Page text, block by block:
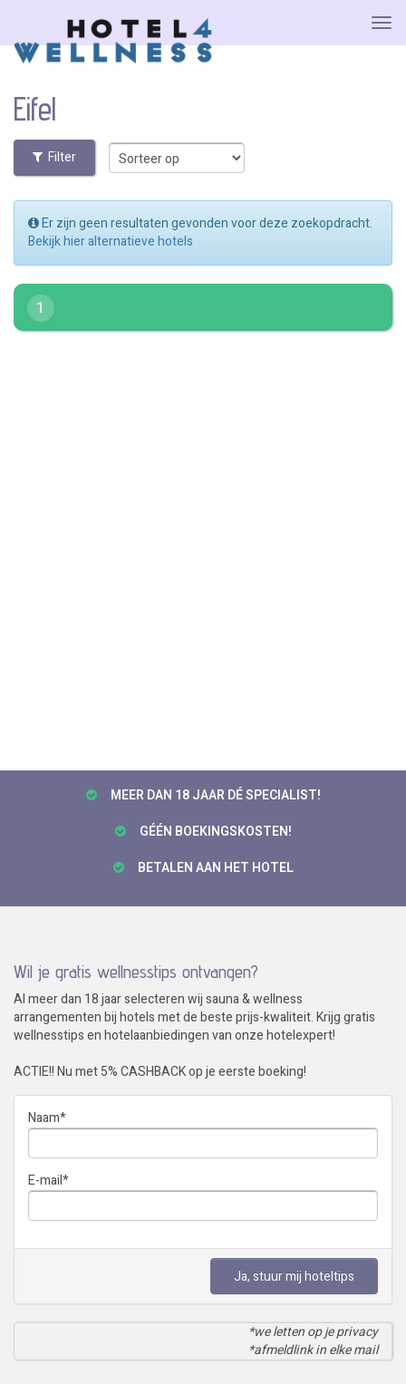
Eifel
Filter
Er zijn geen resultaten gevonden voor deze zoekopdracht.
Bekijk hier alternatieve hotels
1
MEER DAN 18 JAAR DÉ SPECIALIST!
GÉÉN BOEKINGSKOSTEN!
BETALEN AAN HET HOTEL
Wil je gratis wellnesstips ontvangen?
Al meer dan 18 jaar selecteren wij sauna & wellness
arrangementen bij hotels met de beste prijs-kwaliteit. Krijg gratis
wellnesstips en hotelaanbiedingen van onze hotelexpert!
ACTIE!! Nu met 5% CASHBACK op je eerste boeking!
Naam*
E-mail*
Ja, stuur mij hoteltips
*we letten op je privacy
*afmeldlink in elke mail